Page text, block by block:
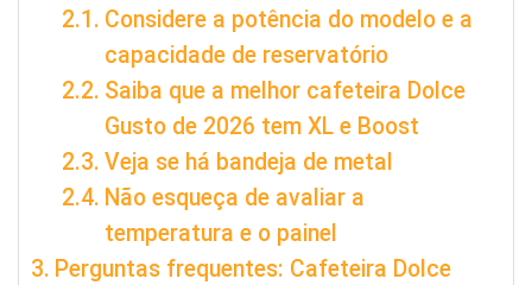
Considere a potência do modelo e a
capacidade de reservatório
Saiba que a melhor cafeteira Dolce
Gusto de 2026 tem XL e Boost
Veja se há bandeja de metal
Não esqueça de avaliar a
temperatura e o painel
Perguntas frequentes: Cafeteira Dolce